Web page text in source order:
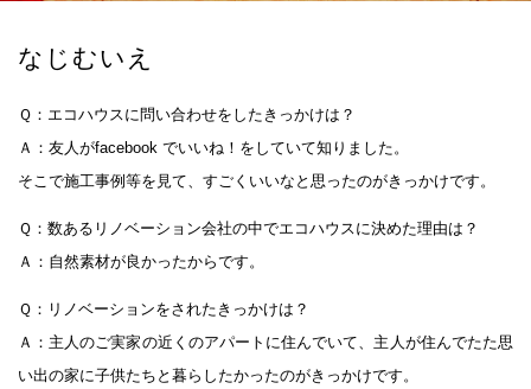
なじむいえ
Ｑ：エコハウスに問い合わせをしたきっかけは？
Ａ：友人がfacebook でいいね！をしていて知りました。
そこで施工事例等を見て、すごくいいなと思ったのがきっかけです。
Ｑ：数あるリノベーション会社の中でエコハウスに決めた理由は？
Ａ：自然素材が良かったからです。
Ｑ：リノベーションをされたきっかけは？
Ａ：主人のご実家の近くのアパートに住んでいて、主人が住んでたた思
い出の家に子供たちと暮らしたかったのがきっかけです。